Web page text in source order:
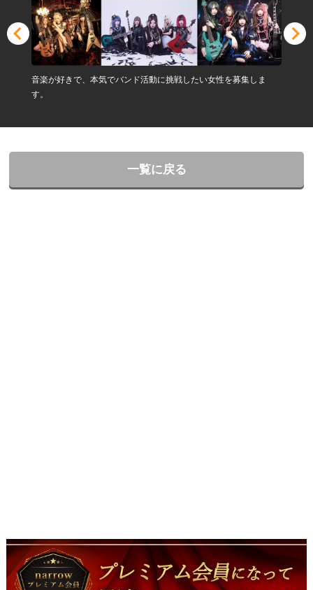
音楽が好きで、本気でバンド活動に挑戦したい女性を募集しま
す。
一覧に戻る